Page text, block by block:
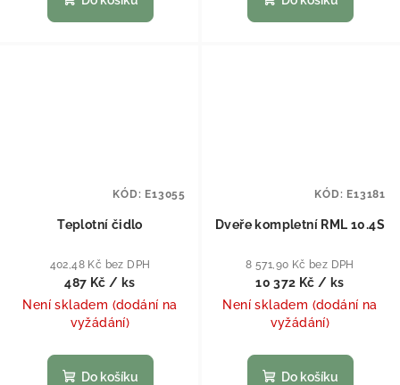
Teplotní čidlo
402,48 Kč bez DPH
487 Kč / ks
Není skladem (dodání na
vyžádání)
Do košíku
KÓD: E13055
Dveře kompletní RML 10.4S
8 571,90 Kč bez DPH
10 372 Kč / ks
Není skladem (dodání na
vyžádání)
Do košíku
KÓD: E13181